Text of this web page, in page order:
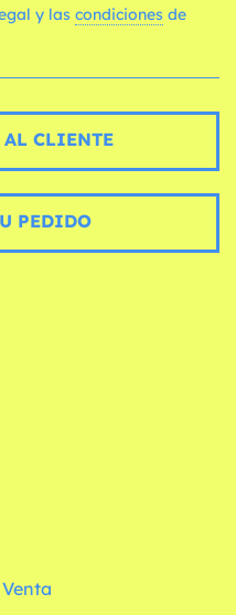
y las condiciones
CLIENTE
PEDIDO